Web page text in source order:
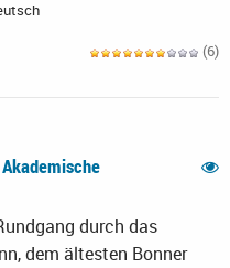
(6)
durch das
dem ältesten Bonner